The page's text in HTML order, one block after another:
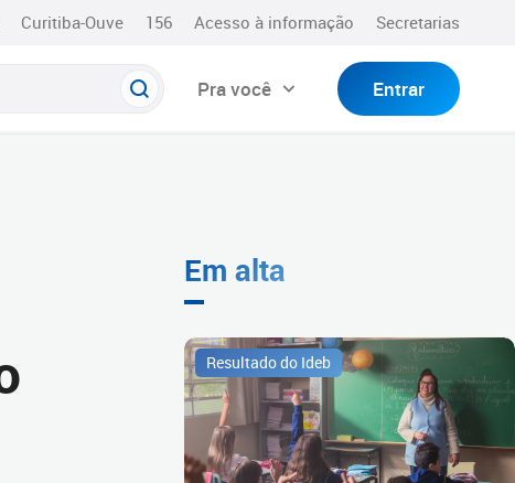
Curitiba-Ouve 156 Acesso à informação Secretarias
Pra você Entrar
Em alta
Resultado do Ideb